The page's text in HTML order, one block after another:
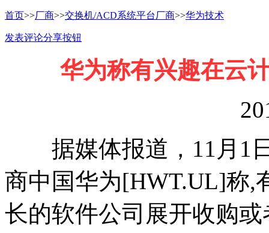
首页>>厂商>>交换机/ACD系统平台厂商>>华为技术
发表评论分享按钮
华为称有兴趣在云
据媒体报道，11月1日
商中国华为[HWT.UL]称,
长的软件公司展开收购或